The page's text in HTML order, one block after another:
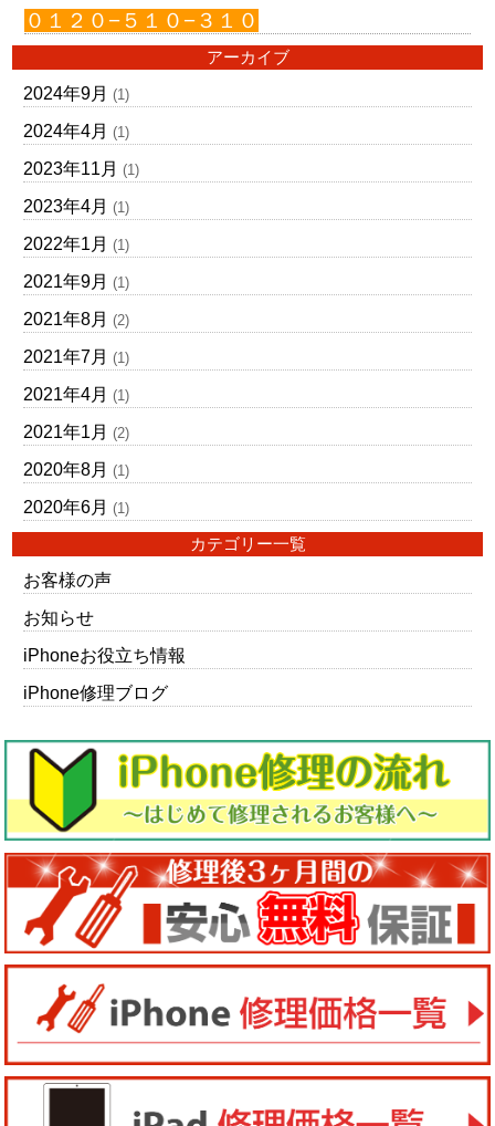
０１２０−５１０−３１０
アーカイブ
2024年9月 (1)
2024年4月 (1)
2023年11月 (1)
2023年4月 (1)
2022年1月 (1)
2021年9月 (1)
2021年8月 (2)
2021年7月 (1)
2021年4月 (1)
2021年1月 (2)
2020年8月 (1)
2020年6月 (1)
カテゴリー一覧
お客様の声
お知らせ
iPhoneお役立ち情報
iPhone修理ブログ